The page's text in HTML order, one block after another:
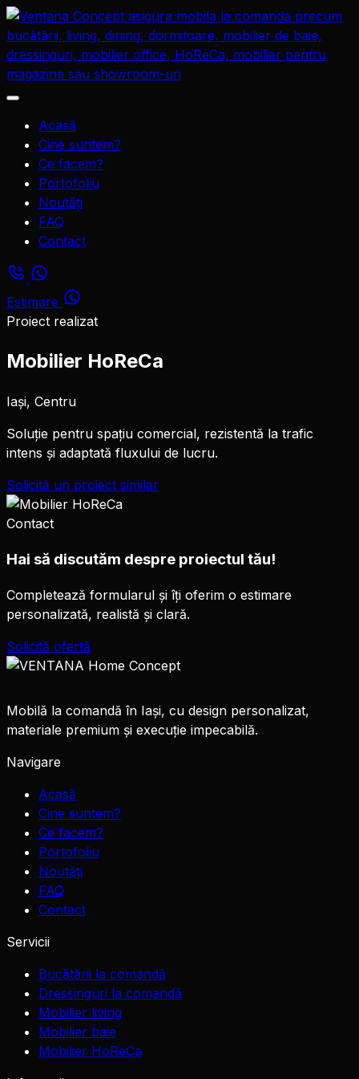
Sari
la
conținut
Deschide
Acasă
Cine suntem?
Ce facem?
Portofoliu
Noutăți
FAQ
Contact
Estimare
Proiect realizat
Mobilier HoReCa
Iași, Centru
Soluție pentru spațiu comercial, rezistentă la trafic
intens și adaptată fluxului de lucru.
Solicită un proiect similar
Contact
Hai să discutăm despre proiectul tău!
Completează formularul și îți oferim o estimare
personalizată, realistă și clară.
Solicită ofertă
Mobilă la comandă în Iași, cu design personalizat,
materiale premium și execuție impecabilă.
Navigare
Acasă
Cine suntem?
Ce facem?
Portofoliu
Noutăți
FAQ
Contact
Servicii
Bucătării la comandă
Dressinguri la comandă
Mobilier living
Mobilier baie
Mobilier HoReCa